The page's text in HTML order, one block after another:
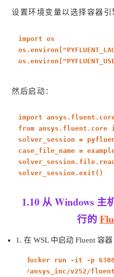
设置环境变量以选择容器引
import os
os.environ[
os.environ[
然后启动：
import
fromansys.fluent.core
solver_session =
case_file_name =
solver_session.exit()
1.10 从 Windows 主
行的
1. 在 WSL 中启动 Fluent 容器
docker run -it -p
/ansys_inc/v252/